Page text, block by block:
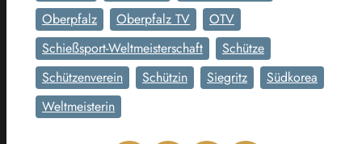
Oberpfalz
Oberpfalz TV
OTV
Schießsport-Weltmeisterschaft
Schütze
Schützenverein
Schützin Siegritz
Südkorea
Weltmeisterin